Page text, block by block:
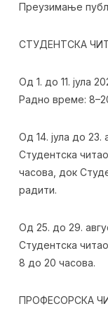
Преузимање
СТУДЕНТСКА
Од 1. до 11. јула
Радно време:
Од 14. јула до 23.
Студентска
часова, док
радити.
Од 25. до 29.
Студентска
8 до 20 часова.
ПРОФЕСОРСКА